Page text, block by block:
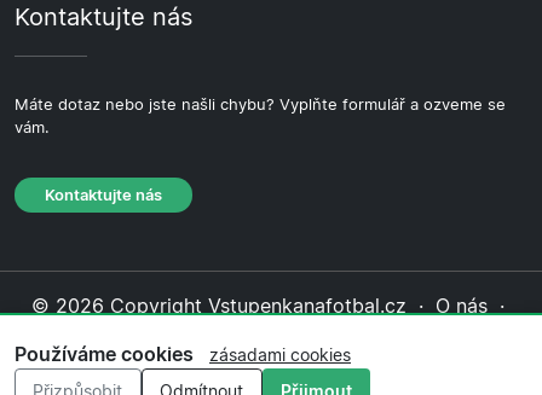
Kontaktujte nás
Máte dotaz nebo jste našli chybu? Vyplňte formulář a ozveme se
vám.
Kontaktujte nás
© 2026 Copyright Vstupenkanafotbal.cz · O nás ·
cookies·Redakční zásady
Používáme cookies
zásadami cookies
Přizpůsobit
Odmítnout Přijmout